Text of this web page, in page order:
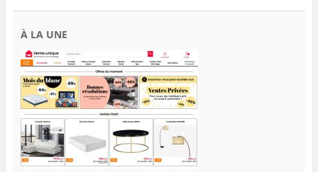
À LA UNE